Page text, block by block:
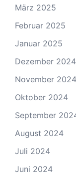
März 2025
Februar 2025
Januar 2025
Dezember 2024
November 2024
Oktober 2024
September
August 2024
Juli 2024
Juni 2024